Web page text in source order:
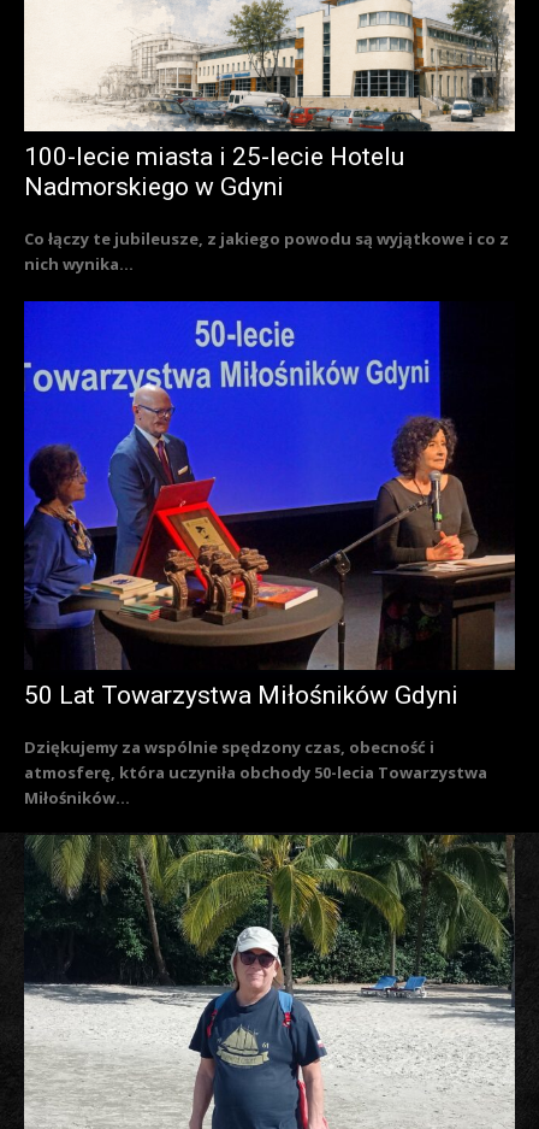
100-lecie miasta i 25-lecie Hotelu
Nadmorskiego w Gdyni
Co łączy te jubileusze, z jakiego powodu są wyjątkowe i co z
nich wynika...
50 Lat Towarzystwa Miłośników Gdyni
Dziękujemy za wspólnie spędzony czas, obecność i
atmosferę, która uczyniła obchody 50-lecia Towarzystwa
Miłośników...